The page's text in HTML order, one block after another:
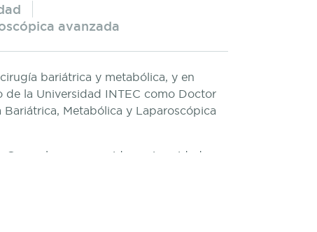
avanzada
bariátrica y metabólica, y en
la Universidad INTEC como Doctor
Metabólica y Laparoscópica
en reconocidas universidades
desempeña como Jefe del Bloque
(CEMDOE), donde lidera el